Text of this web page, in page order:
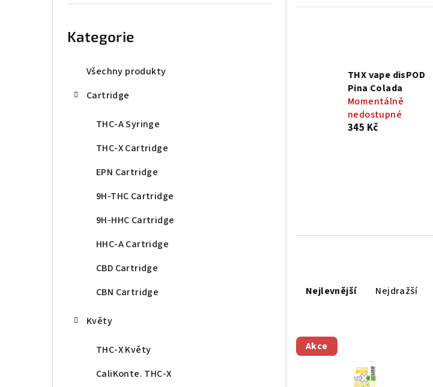
Kategorie
Všechny produkty
Cartridge
THC-A Syringe
THC-X Cartridge
EPN Cartridge
9H-THC Cartridge
9H-HHC Cartridge
HHC-A Cartridge
CBD Cartridge
CBN Cartridge
Květy
THC-X Květy
CaliKonte. THC-X
THX vape disPOD
Pina Colada
Momentálně
nedostupné
345 Kč
a
e
Nejlevnější Nejdražší
V
ý
Akce